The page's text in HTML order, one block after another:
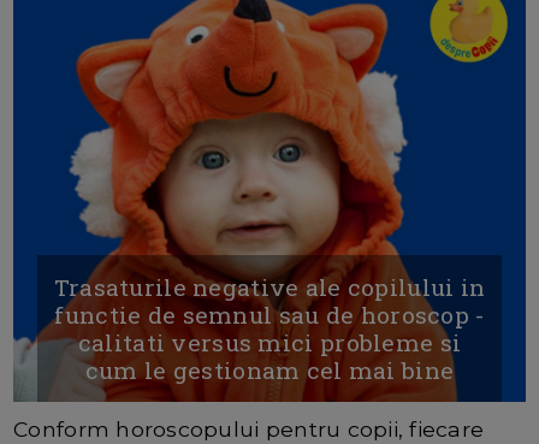
Trasaturile negative ale copilului in
functie de semnul sau de horoscop -
calitati versus mici probleme si
cum le gestionam cel mai bine
Conform horoscopului pentru copii, fiecare